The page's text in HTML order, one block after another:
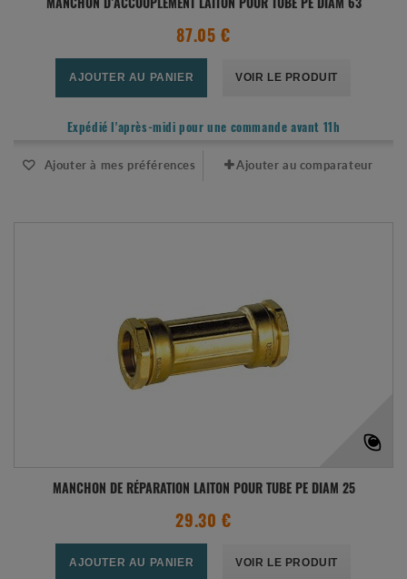
MANCHON D’ACCOUPLEMENT LAITON POUR TUBE PE DIAM 63
87.05 €
AJOUTER AU PANIER VOIR LE PRODUIT
Expédié l'après-midi pour une commande avant 11h
Ajouter à mes préférences Ajouter au comparateur
MANCHON DE RÉPARATION LAITON POUR TUBE PE DIAM 25
29.30 €
AJOUTER AU PANIER VOIR LE PRODUIT